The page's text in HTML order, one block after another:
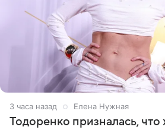
3 часа назад Елена Нужная
Тодоренко призналась, что